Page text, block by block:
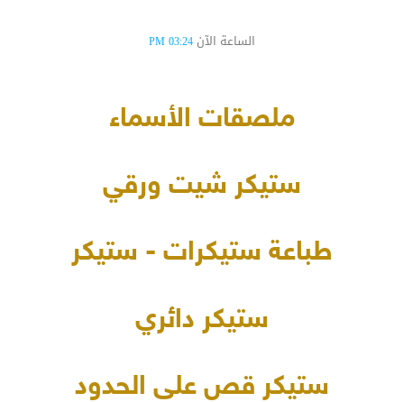
الساعة الآن 03:24 PM
ملصقات الأسماء
ستيكر شيت ورقي
طباعة ستيكرات - ستيكر
ستيكر دائري
ستيكر قص على الحدود